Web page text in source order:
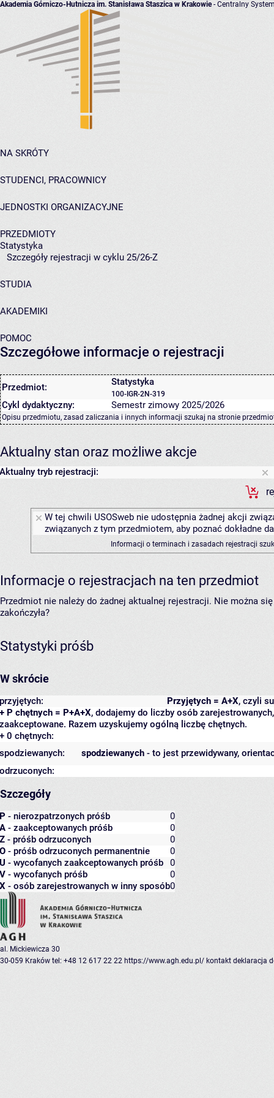
Akademia Górniczo-Hutnicza im. Stanisława Staszica w Krakowie- Centralny
NA SKRÓTY
STUDENCI, PRACOWNICY
JEDNOSTKI ORGANIZACYJNE
PRZEDMIOTY
Statystyka
Szczegóły rejestracji w cyklu 25/26-Z
STUDIA
AKADEMIKI
POMOC
Szczegółowe informacje o rejestracji
Przedmiot: Statystyka
100-IGR-2N-319
Cykl dydaktyczny: Semestr zimowy 2025/2026
Opisu przedmiotu, zasad zaliczania i innych informacji szukaj na stronie
Aktualny stan oraz możliwe akcje
Aktualny tryb rejestracji:
W tej chwili USOSweb nie udostępnia żadnej akcji
związanych z tym przedmiotem, aby poznać dokładne
Informacji o terminach i zasadach rejestracji
Informacje o rejestracjach na ten przedmiot
Przedmiot nie należy do żadnej aktualnej rejestracji. Nie można
zakończyła?
Statystyki próśb
W skrócie
Przyjętych = A+X, czyli
przyjętych:
+ P chętnych = P+A+X, dodajemy do liczby osób
zaakceptowane. Razem uzyskujemy ogólną liczbę chętnych.
+ 0 chętnych:
spodziewanych - to jest przewidywany,
spodziewanych:
odrzuconych:
Szczegóły
P - nierozpatrzonych próśb
0
A - zaakceptowanych próśb
0
Z - próśb odrzuconych
0
O - próśb odrzuconych permanentnie
0
U - wycofanych zaakceptowanych próśb
0
V - wycofanych próśb
0
X - osób zarejestrowanych w inny sposób0
al. Mickiewicza 30
30-059 Kraków tel: +48 12 617 22 22 https://www.agh.edu.pl/ kontakt deklaracja